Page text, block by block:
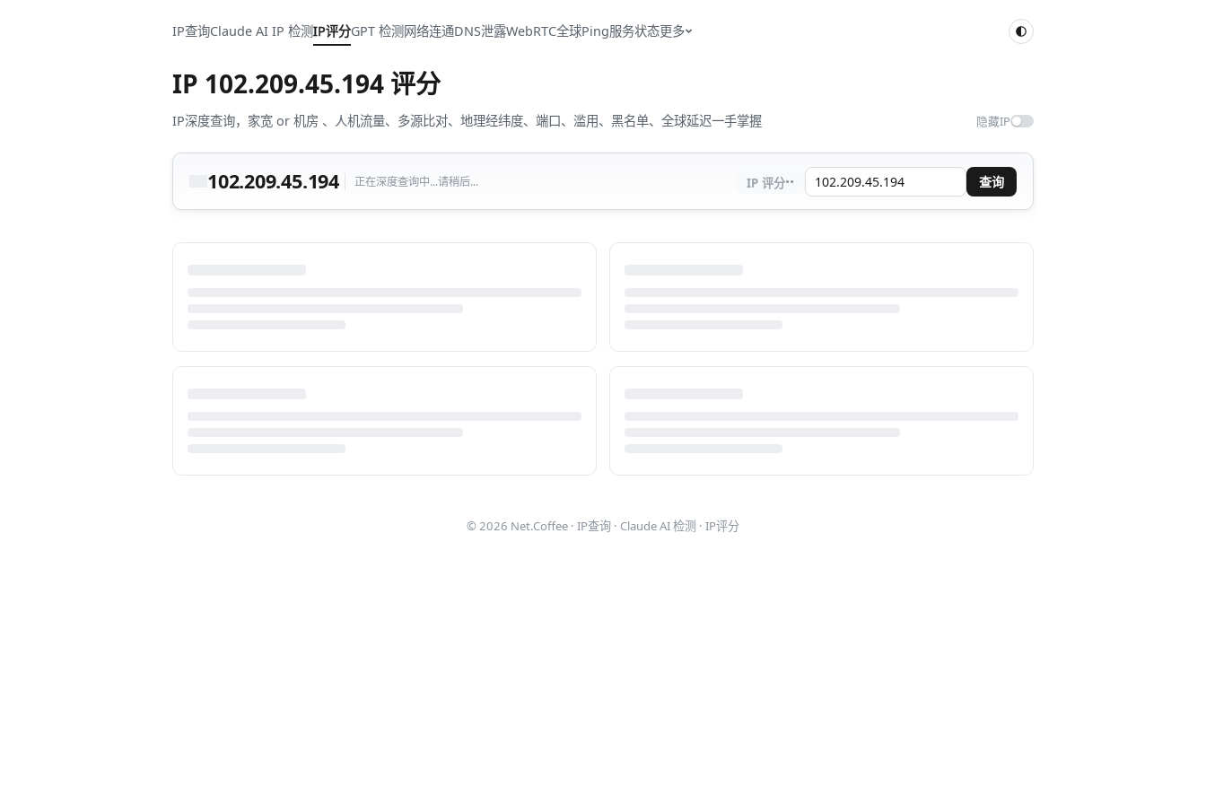
IP查询Claude AI IP 检测IP评分GPT 检测网络连通DNS泄露WebRTC全球Ping服务状态更多
IP 102.209.45.194 评分
IP深度查询，家宽 or 机房 、人机流量、多源比对、地理经纬度、端口、滥用、黑名单、全球延迟一手掌握 隐藏IP
102.209.45.194 正在深度查询中...请稍后... IP 评分·· 查询
© 2026 Net.Coffee · IP查询 · Claude AI 检测 · IP评分